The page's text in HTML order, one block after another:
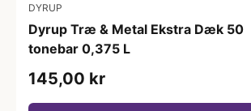
DYRUP
Dyrup Træ & Metal Ekstra Dæk 50
tonebar 0,375 L
145,00 kr